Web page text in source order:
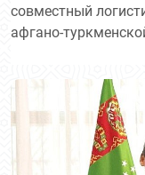
совместный
афгано-